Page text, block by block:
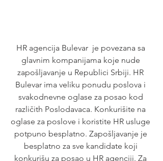
HR agencija Bulevar  je povezana sa
glavnim kompanijama koje nude
zapošljavanje u Republici Srbiji. HR
Bulevar ima veliku ponudu poslova i
svakodnevne oglase za posao kod
različith Poslodavaca. Konkurišite na
oglase za poslove i koristite HR usluge
potpuno besplatno. Zapošljavanje je
besplatno za sve kandidate koji
konkurišu za posao u HR agenciji. Za